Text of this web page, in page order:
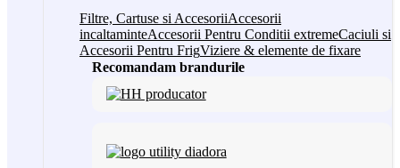
Filtre, Cartuse si AccesoriiAccesorii
incaltaminteAccesorii Pentru Conditii extremeCaciuli si
Accesorii Pentru FrigViziere & elemente de fixare
Recomandam brandurile